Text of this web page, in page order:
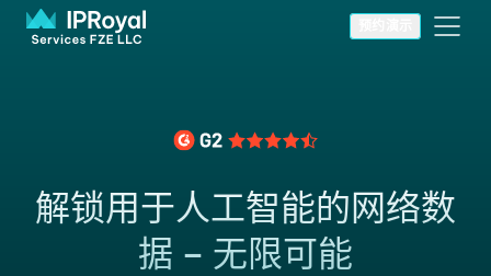
解锁用于人工智能的网络数
据 – 无限可能